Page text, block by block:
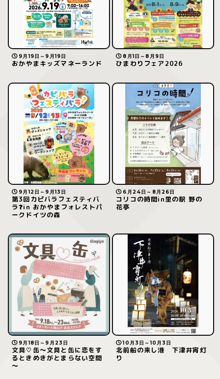
9月19日～9月19日
おかやまキッズマネーランド
8月1日～8月9日
ひまわりフェア2026
9月12日～9月13日
第3回カピバラフェスティバ
ラ❓in おかやまフォレストパ
ークドイツの森
6月24日～8月26日
コリコの時間in里の駅 野の
花亭
9月18日～9月23日
文具♡缶～文具と缶に恋をす
るときめきがとまらない空間
～
10月3日～10月3日
北前船の来し港 下津井宵灯
り